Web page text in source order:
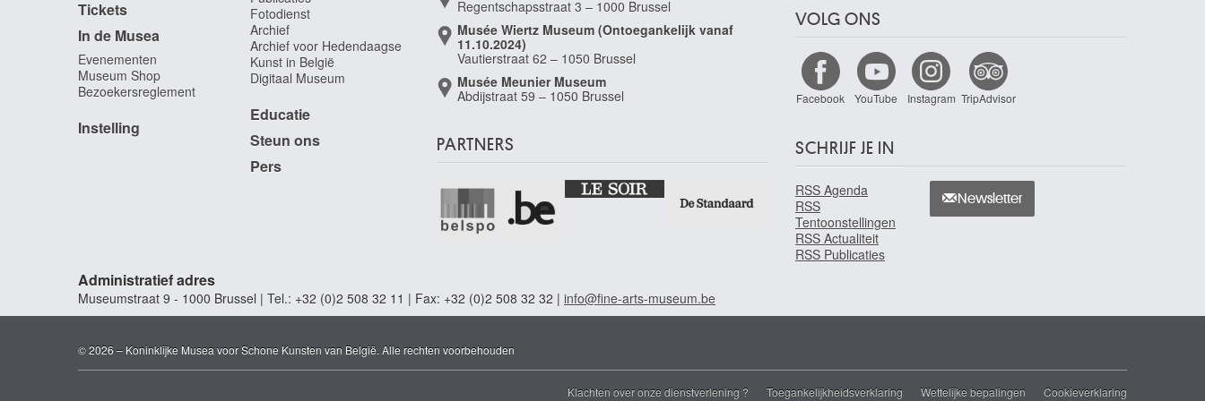
Tickets
In de Musea
Evenementen
Museum Shop
Bezoekersreglement
Instelling
Fotodienst
Archief
Archief voor Hedendaagse
Kunst in België
Digitaal Museum
Educatie
Steun ons
Pers
Regentschapsstraat 3 – 1000 Brussel
Musée Wiertz Museum (Ontoegankelijk vanaf
11.10.2024)
Vautierstraat 62 – 1050 Brussel
Musée Meunier Museum
Abdijstraat 59 – 1050 Brussel
PARTNERS
VOLG ONS
Facebook YouTube Instagram TripAdvisor
SCHRIJF JE IN
RSS Agenda
RSS
Tentoonstellingen
RSS Actualiteit
RSS Publicaties
Newsletter
Administratief adres
Museumstraat 9 - 1000 Brussel | Tel.: +32 (0)2 508 32 11 | Fax: +32 (0)2 508 32 32 | info@fine-arts-museum.be
© 2026 – Koninklijke Musea voor Schone Kunsten van België. Alle rechten voorbehouden
Klachten over onze dienstverlening ? Toegankelijkheidsverklaring Wettelijke bepalingen Cookieverklaring